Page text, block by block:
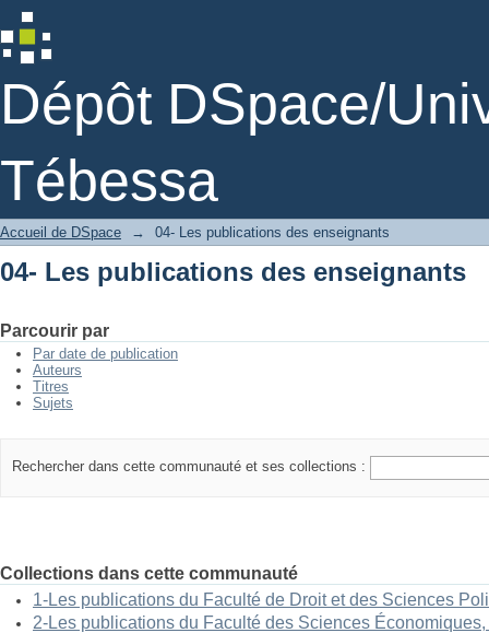
Dépôt DSpace/
Tébessa
04- Les publications des enseignants
Accueil de DSpace → 04- Les publications des enseignants
04- Les publications des enseignants
Parcourir par
Par date de publication
Auteurs
Titres
Sujets
Rechercher dans cette communauté et ses collections :
Collections dans cette communauté
1-Les publications du Faculté de Droit et des Sciences
2-Les publications du Faculté des Sciences